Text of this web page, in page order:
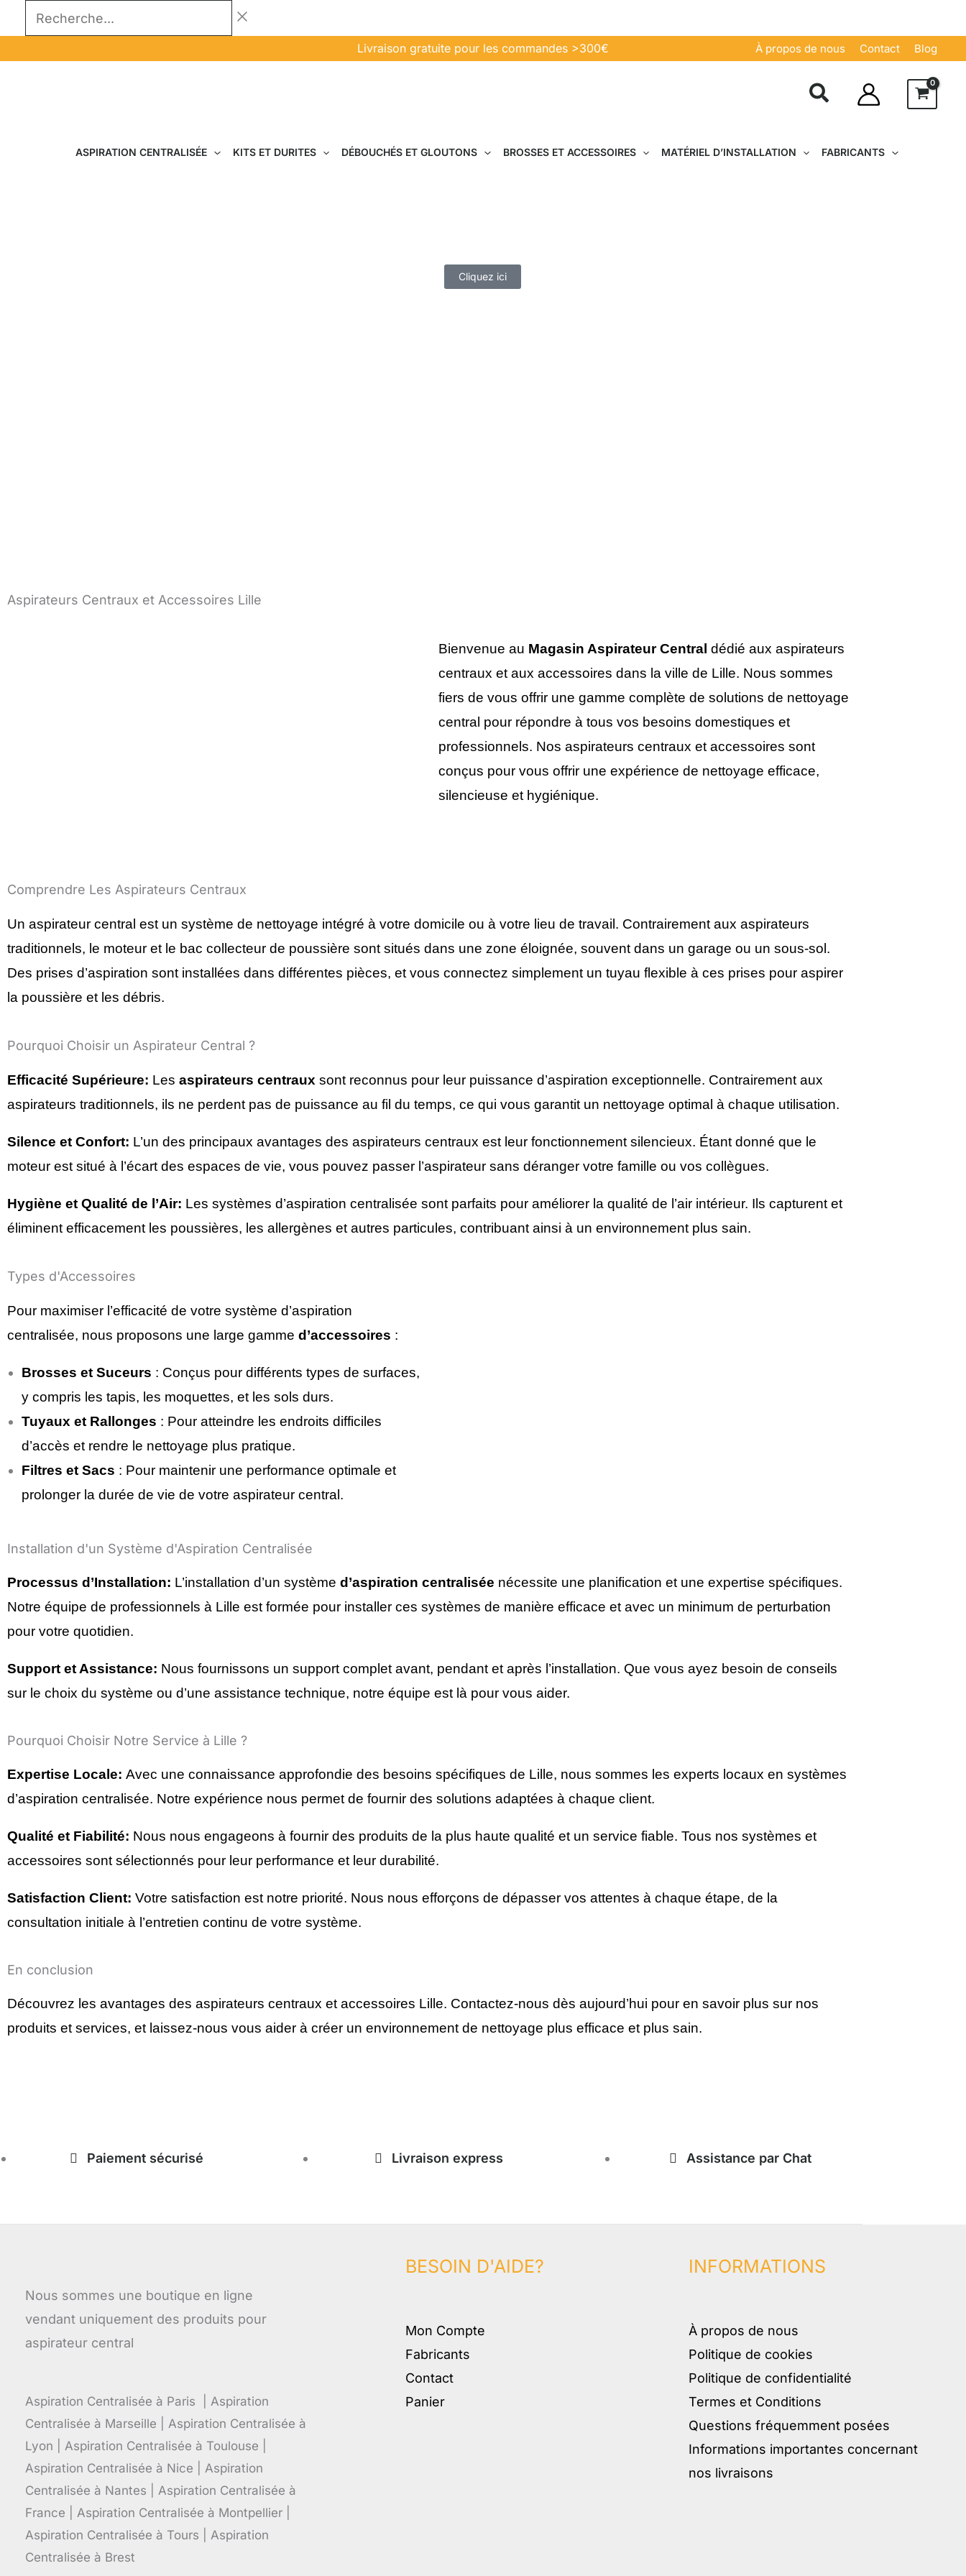
au
contenu
Recherche...
Livraison gratuite pour les commandes >300€ À propos de nous Contact Blog
ASPIRATION CENTRALISÉE KITS ET DURITES DÉBOUCHÉS ET GLOUTONS BROSSES ET ACCESSOIRES MATÉRIEL D’INSTALLATION FABRICANTS
Cliquez ici
Aspirateurs Centraux et Accessoires Lille
Bienvenue au Magasin Aspirateur Central dédié aux aspirateurs
centraux et aux accessoires dans la ville de Lille. Nous sommes
fiers de vous offrir une gamme complète de solutions de nettoyage
central pour répondre à tous vos besoins domestiques et
professionnels. Nos aspirateurs centraux et accessoires sont
conçus pour vous offrir une expérience de nettoyage efficace,
silencieuse et hygiénique.
Comprendre Les Aspirateurs Centraux
Un aspirateur central est un système de nettoyage intégré à votre domicile ou à votre lieu de travail. Contrairement aux aspirateurs
traditionnels, le moteur et le bac collecteur de poussière sont situés dans une zone éloignée, souvent dans un garage ou un sous-sol.
Des prises d’aspiration sont installées dans différentes pièces, et vous connectez simplement un tuyau flexible à ces prises pour aspirer
la poussière et les débris.
Pourquoi Choisir un Aspirateur Central ?
Efficacité Supérieure: Les aspirateurs centraux sont reconnus pour leur puissance d’aspiration exceptionnelle. Contrairement aux
aspirateurs traditionnels, ils ne perdent pas de puissance au fil du temps, ce qui vous garantit un nettoyage optimal à chaque utilisation.
Silence et Confort: L’un des principaux avantages des aspirateurs centraux est leur fonctionnement silencieux. Étant donné que le
moteur est situé à l’écart des espaces de vie, vous pouvez passer l’aspirateur sans déranger votre famille ou vos collègues.
Hygiène et Qualité de l’Air: Les systèmes d’aspiration centralisée sont parfaits pour améliorer la qualité de l’air intérieur. Ils capturent et
éliminent efficacement les poussières, les allergènes et autres particules, contribuant ainsi à un environnement plus sain.
Types d'Accessoires
Pour maximiser l’efficacité de votre système d’aspiration
centralisée, nous proposons une large gamme d’accessoires :
Brosses et Suceurs : Conçus pour différents types de surfaces,
y compris les tapis, les moquettes, et les sols durs.
Tuyaux et Rallonges : Pour atteindre les endroits difficiles
d’accès et rendre le nettoyage plus pratique.
Filtres et Sacs : Pour maintenir une performance optimale et
prolonger la durée de vie de votre aspirateur central.
Installation d'un Système d'Aspiration Centralisée
Processus d’Installation: L’installation d’un système d’aspiration centralisée nécessite une planification et une expertise spécifiques.
Notre équipe de professionnels à Lille est formée pour installer ces systèmes de manière efficace et avec un minimum de perturbation
pour votre quotidien.
Support et Assistance: Nous fournissons un support complet avant, pendant et après l’installation. Que vous ayez besoin de conseils
sur le choix du système ou d’une assistance technique, notre équipe est là pour vous aider.
Pourquoi Choisir Notre Service à Lille ?
Expertise Locale: Avec une connaissance approfondie des besoins spécifiques de Lille, nous sommes les experts locaux en systèmes
d’aspiration centralisée. Notre expérience nous permet de fournir des solutions adaptées à chaque client.
Qualité et Fiabilité: Nous nous engageons à fournir des produits de la plus haute qualité et un service fiable. Tous nos systèmes et
accessoires sont sélectionnés pour leur performance et leur durabilité.
Satisfaction Client: Votre satisfaction est notre priorité. Nous nous efforçons de dépasser vos attentes à chaque étape, de la
consultation initiale à l’entretien continu de votre système.
En conclusion
Découvrez les avantages des aspirateurs centraux et accessoires Lille. Contactez-nous dès aujourd’hui pour en savoir plus sur nos
produits et services, et laissez-nous vous aider à créer un environnement de nettoyage plus efficace et plus sain.
Paiement sécurisé Livraison express Assistance par Chat
Nous sommes une boutique en ligne
vendant uniquement des produits pour
aspirateur central
Aspiration Centralisée à Paris | Aspiration
Centralisée à Marseille | Aspiration Centralisée à
Lyon | Aspiration Centralisée à Toulouse |
Aspiration Centralisée à Nice | Aspiration
Centralisée à Nantes | Aspiration Centralisée à
France | Aspiration Centralisée à Montpellier |
Aspiration Centralisée à Tours | Aspiration
Centralisée à Brest
BESOIN D'AIDE?
Mon Compte
Fabricants
Contact
Panier
INFORMATIONS
À propos de nous
Politique de cookies
Politique de confidentialité
Termes et Conditions
Questions fréquemment posées
Informations importantes concernant
nos livraisons​